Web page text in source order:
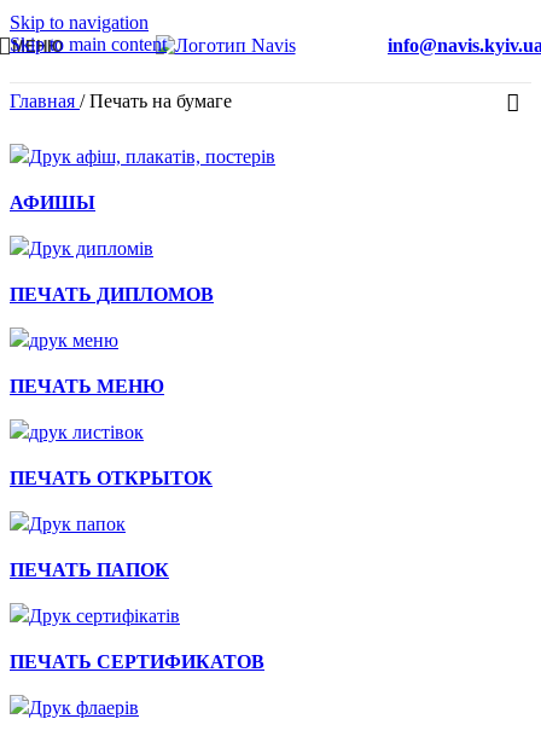
Skip to navigation
Skip to main content
МЕНЮ
Главная / Печать на бумаге
АФИШЫ
ПЕЧАТЬ ДИПЛОМОВ
ПЕЧАТЬ МЕНЮ
ПЕЧАТЬ ОТКРЫТОК
ПЕЧАТЬ ПАПОК
ПЕЧАТЬ СЕРТИФИКАТОВ